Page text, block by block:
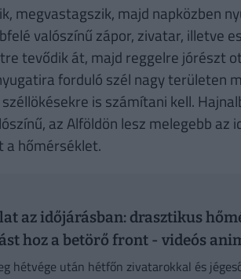
megvastagszik, majd napközben
valószínű zápor, zivatar, illetve
tevődik át, majd reggelre jórészt
forduló szél nagy területen
is számítani kell.
az Alföldön lesz melegebb az
a hőmérséklet.
az időjárásban: drasztikus
hoz a betörő front - videós
hétvége után hétfőn zivatarokkal és